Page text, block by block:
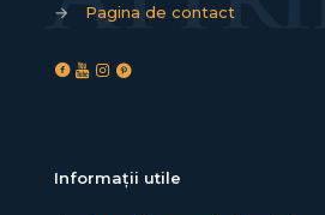
→
Pagina de contact
Informații utile